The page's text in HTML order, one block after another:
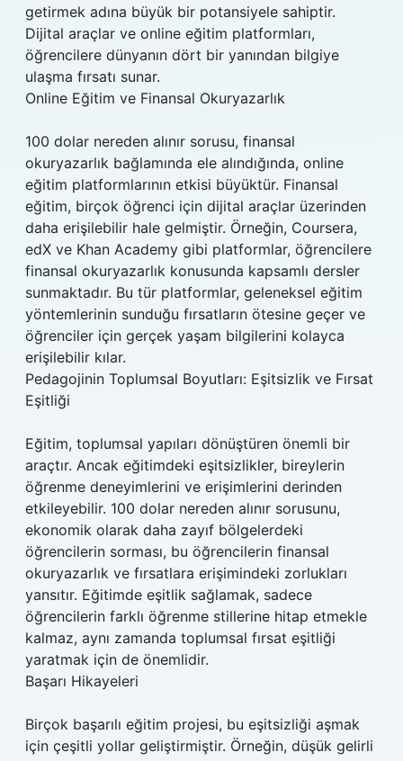
getirmek adına büyük bir potansiyele sahiptir.
Dijital araçlar ve online eğitim platformları,
öğrencilere dünyanın dört bir yanından bilgiye
ulaşma fırsatı sunar.
Online Eğitim ve Finansal Okuryazarlık
100 dolar nereden alınır sorusu, finansal
okuryazarlık bağlamında ele alındığında, online
eğitim platformlarının etkisi büyüktür. Finansal
eğitim, birçok öğrenci için dijital araçlar üzerinden
daha erişilebilir hale gelmiştir. Örneğin, Coursera,
edX ve Khan Academy gibi platformlar, öğrencilere
finansal okuryazarlık konusunda kapsamlı dersler
sunmaktadır. Bu tür platformlar, geleneksel eğitim
yöntemlerinin sunduğu fırsatların ötesine geçer ve
öğrenciler için gerçek yaşam bilgilerini kolayca
erişilebilir kılar.
Pedagojinin Toplumsal Boyutları: Eşitsizlik ve Fırsat
Eşitliği
Eğitim, toplumsal yapıları dönüştüren önemli bir
araçtır. Ancak eğitimdeki eşitsizlikler, bireylerin
öğrenme deneyimlerini ve erişimlerini derinden
etkileyebilir. 100 dolar nereden alınır sorusunu,
ekonomik olarak daha zayıf bölgelerdeki
öğrencilerin sorması, bu öğrencilerin finansal
okuryazarlık ve fırsatlara erişimindeki zorlukları
yansıtır. Eğitimde eşitlik sağlamak, sadece
öğrencilerin farklı öğrenme stillerine hitap etmekle
kalmaz, aynı zamanda toplumsal fırsat eşitliği
yaratmak için de önemlidir.
Başarı Hikayeleri
Birçok başarılı eğitim projesi, bu eşitsizliği aşmak
için çeşitli yollar geliştirmiştir. Örneğin, düşük gelirli